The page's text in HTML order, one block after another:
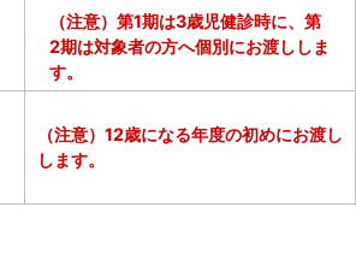
（注意）第1期は3歳児健診時に、第
2期は対象者の方へ個別にお渡ししま
す。
（注意）12歳になる年度の初めにお渡し
します。